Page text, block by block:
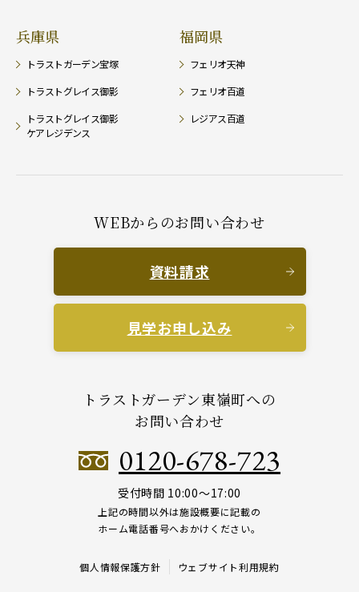
兵庫県
トラストガーデン宝塚
トラストグレイス御影
トラストグレイス御影
ケアレジデンス
福岡県
フェリオ天神
フェリオ百道
レジアス百道
トラストガーデン東嶺町への
お問い合わせ
0120-678-723
受付時間 10:00～17:00
上記の時間以外は施設概要に記載の
ホーム電話番号へおかけください。
WEBからのお問い合わせ
資料請求
見学お申し込み
個人情報保護方針 ウェブサイト利用規約